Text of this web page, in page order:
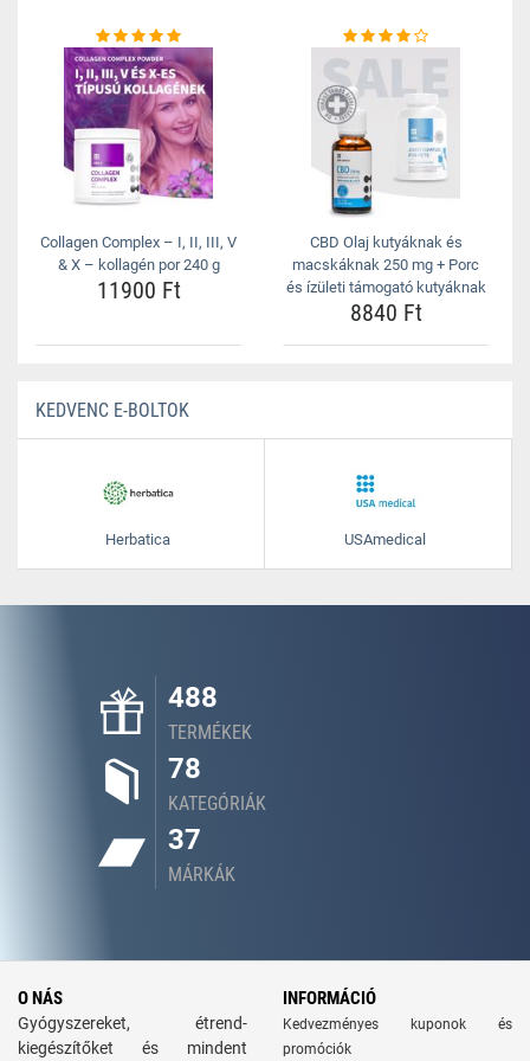
Collagen Complex – I, II, III, V
& X – kollagén por 240 g
11900 Ft
CBD Olaj kutyáknak és
macskáknak 250 mg + Porc
és ízületi támogató kutyáknak
8840 Ft
KEDVENC E-BOLTOK
Herbatica USAmedical
488
TERMÉKEK
78
KATEGÓRIÁK
37
MÁRKÁK
O NÁS
Gyógyszereket, étrend-
kiegészítőket és mindent
INFORMÁCIÓ
Kedvezményes kuponok és
promóciók